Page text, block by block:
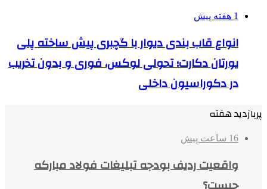
1 هفته پیش
انواع قاب بندی دیوار با گچبری پیش ساخته پلی
یورتان دکارت؛ تحولی لوکس، فوری و بدون تخریب
در دکوراسیون داخلی
پربازدید هفته
16 ساعت پیش
واقعیت ردیف بودجه تبلیغات فولاد مبارکه